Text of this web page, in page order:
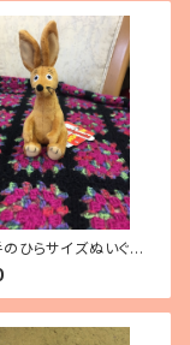
ひらサイズぬいぐる